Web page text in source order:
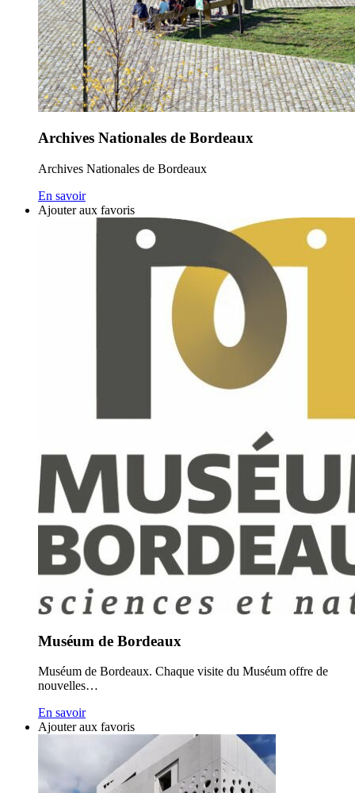
Archives Nationales de Bordeaux
Archives Nationales de Bordeaux
En savoir
Ajouter aux favoris
Muséum de Bordeaux
Muséum de Bordeaux. Chaque visite du Muséum offre de
nouvelles…
En savoir
Ajouter aux favoris